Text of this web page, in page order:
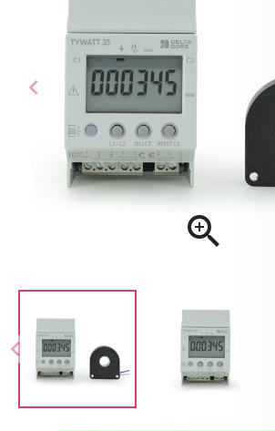
chevron_left
chevron_left
